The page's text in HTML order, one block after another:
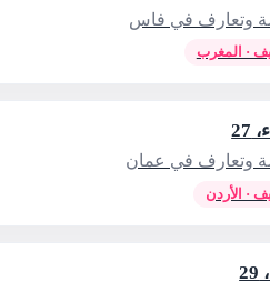
وتعارف في فاس
· المغرب
وتعارف في عمان
· الأردن